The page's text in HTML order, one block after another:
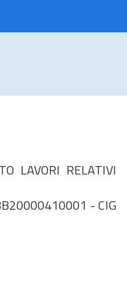
LAVORI RELATIVI
- CIG